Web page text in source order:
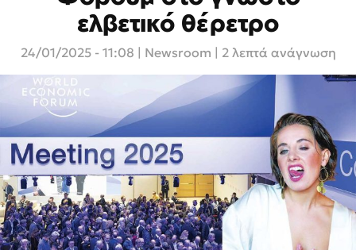
ελβετικό θέρετρο
24/01/2025 - 11:08 Newsroom | 2 λεπτά ανάγνωση